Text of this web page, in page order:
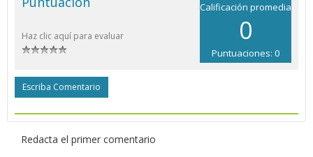
Calificación promedia
0
Puntuaciones: 0
Haz clic aquí para evaluar
Escriba Comentario
Redacta el primer comentario